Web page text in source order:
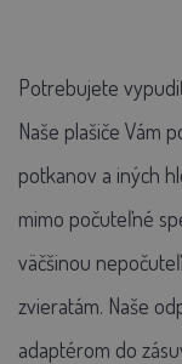
Potrebujete
Naše plašiče Vám
potkanov a iných
mimo počuteľné
väčšinou
zvieratám. Naše
adaptérom do